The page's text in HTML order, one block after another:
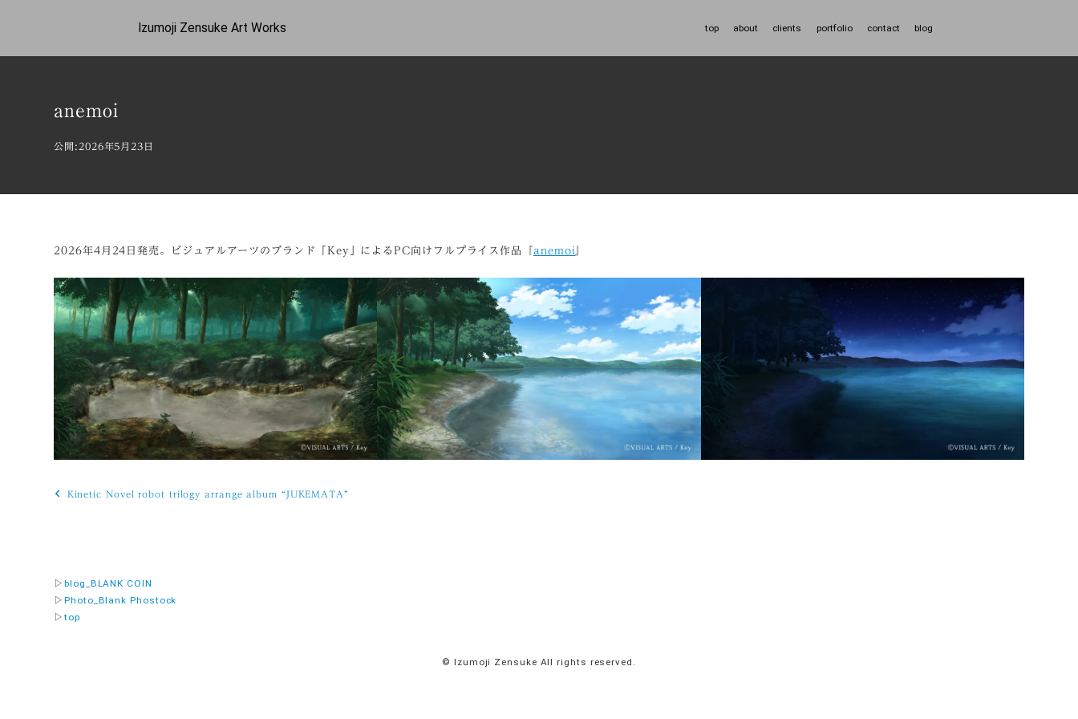
Izumoji Zensuke Art Works top about clients portfolio contact blog
anemoi
公開:2026年5月23日
2026年4月24日発売。ビジュアルアーツのブランド「Key」によるPC向けフルプライス作品『 anemoi
投
ゲ
ー
Kinetic Novel robot trilogy arrange album “JUKEMATA”
▷blog_BLANK COIN
▷Photo_Blank Phostock
▷top
© Izumoji Zensuke All rights reserved.